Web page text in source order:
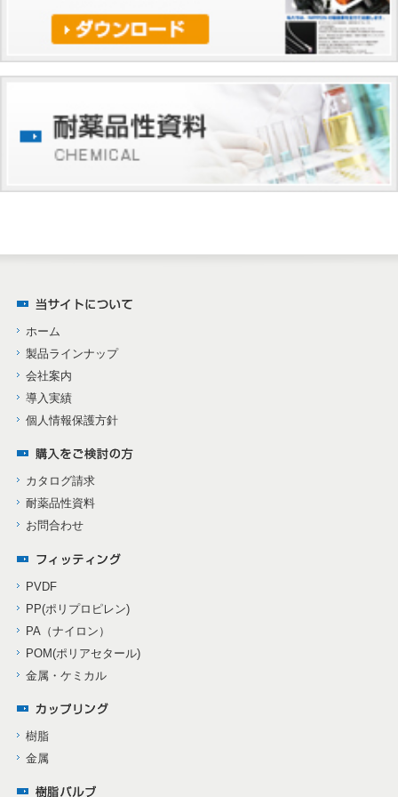
ホーム
製品ラインナップ
会社案内
導入実績
個人情報保護方針
カタログ請求
耐薬品性資料
お問合わせ
PVDF
PP(ポリプロピレン)
PA（ナイロン）
POM(ポリアセタール)
金属・ケミカル
樹脂
金属